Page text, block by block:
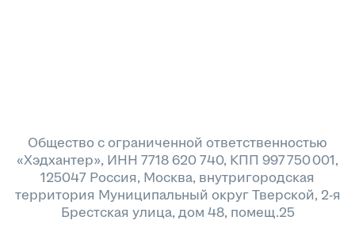
Общество с ограниченной ответственностью
«Хэдхантер», ИНН 7718 620 740, КПП 997 750 001,
125047 Россия, Москва, внутригородская
территория Муниципальный округ Тверской, 2-я
Брестская улица, дом 48, помещ.25